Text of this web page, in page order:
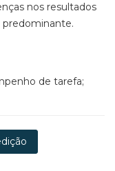
nos resultados
de tarefa;